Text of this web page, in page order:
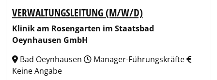
VERWALTUNGSLEITUNG (M/W/D)
Klinik am Rosengarten im Staatsbad
Oeynhausen GmbH
Bad Oeynhausen
Manager-Führungskräfte
Keine Angabe